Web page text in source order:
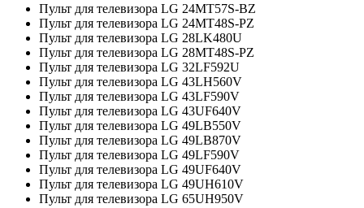
Пульт для телевизора LG 24MT57S-BZ
Пульт для телевизора LG 24MT48S-PZ
Пульт для телевизора LG 28LK480U
Пульт для телевизора LG 28MT48S-PZ
Пульт для телевизора LG 32LF592U
Пульт для телевизора LG 43LH560V
Пульт для телевизора LG 43LF590V
Пульт для телевизора LG 43UF640V
Пульт для телевизора LG 49LB550V
Пульт для телевизора LG 49LB870V
Пульт для телевизора LG 49LF590V
Пульт для телевизора LG 49UF640V
Пульт для телевизора LG 49UH610V
Пульт для телевизора LG 65UH950V